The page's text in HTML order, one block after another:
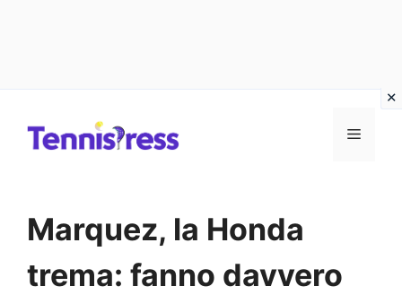
MENU
Marquez, la Honda
trema: fanno davvero